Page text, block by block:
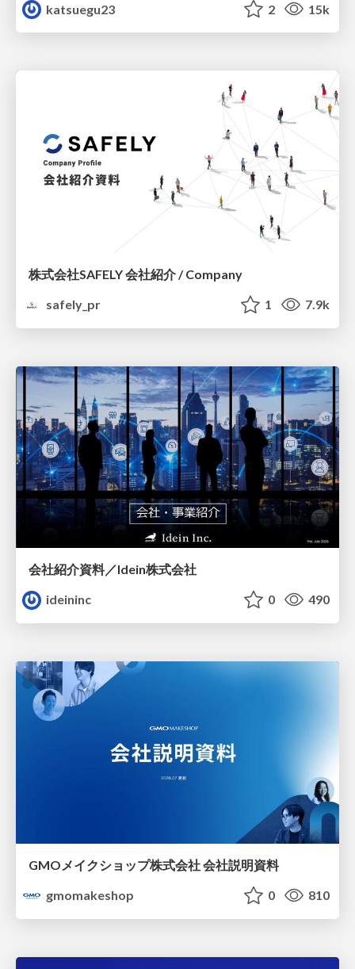
katsuegu23
2 15k
株式会社SAFELY 会社紹介 / Company
safely_pr
1 7.9k
会社紹介資料／Idein株式会社
ideininc
0 490
GMOメイクショップ株式会社 会社説明資料
gmomakeshop
0 810